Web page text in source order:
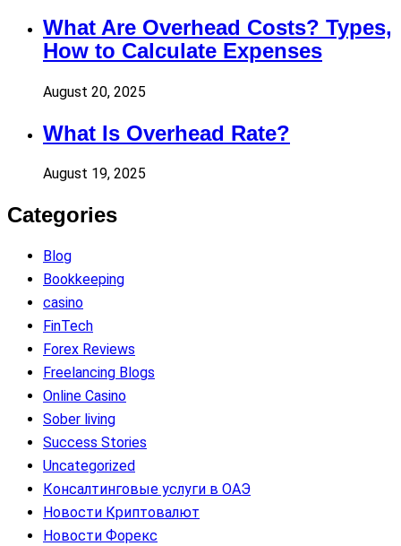
What Are Overhead Costs? Types,
How to Calculate Expenses
August 20, 2025
What Is Overhead Rate?
August 19, 2025
Categories
Blog
Bookkeeping
casino
FinTech
Forex Reviews
Freelancing Blogs
Online Casino
Sober living
Success Stories
Uncategorized
Консалтинговые услуги в ОАЭ
Новости Криптовалют
Новости Форекс